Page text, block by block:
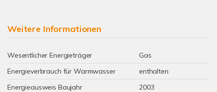
Weitere Informationen
Wesentlicher Energieträger
Gas
Energieverbrauch für Warmwasser
enthalten
Energieausweis Baujahr
2003